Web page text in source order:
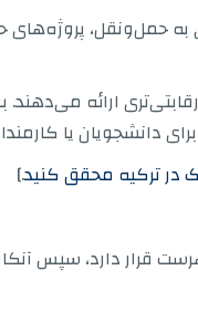
حمل‌ونقل، پروژه‌های
ارائه می‌دهند.
دانشجویان یا
در ترکیه محقق کنید.]
قرار دارد، سپس